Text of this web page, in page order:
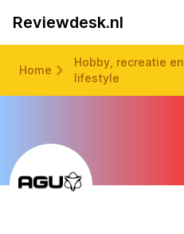
Reviewdesk.nl
Home
Hobby, recreatie en
lifestyle